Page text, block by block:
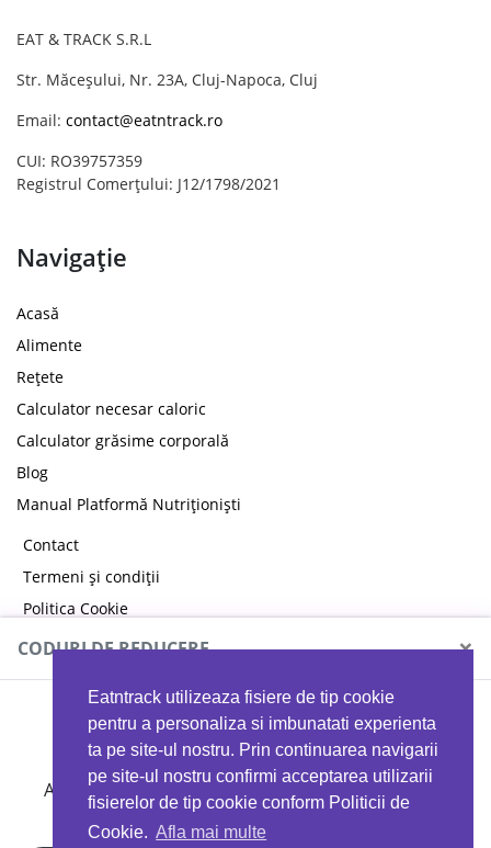
Eatntrack utilizeaza fisiere de tip cookie
pentru a personaliza si imbunatati experienta
ta pe site-ul nostru. Prin continuarea navigarii
pe site-ul nostru confirmi acceptarea utilizarii
fisierelor de tip cookie conform Politicii de
Cookie. Afla mai multe
EAT & TRACK S.R.L
Str. Măceșului, Nr. 23A, Cluj-Napoca, Cluj
Email: contact@eatntrack.ro
CUI: RO39757359
Registrul Comerțului: J12/1798/2021
Navigație
Acasă
Alimente
Rețete
Calculator necesar caloric
Calculator grăsime corporală
Blog
Manual Platformă Nutriționiști
Contact
Termeni și condiții
Politica Cookie
Politica de confidențialitate
CODURI DE REDUCERE ×
MYPROTEIN
Ai 40%reducere la orice comandă folosind codul
EATTRACK